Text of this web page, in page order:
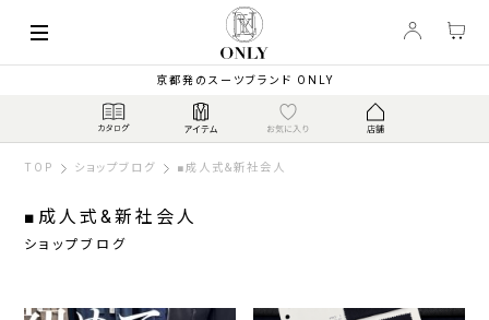
京都発のスーツブランド ONLY
TOP ショップブログ ■成人式&新社会人
■成人式&新社会人
ショップブログ